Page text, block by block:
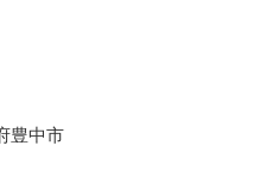
豊中市